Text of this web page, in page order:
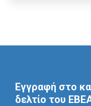
Εγγραφή στο
δελτίο του